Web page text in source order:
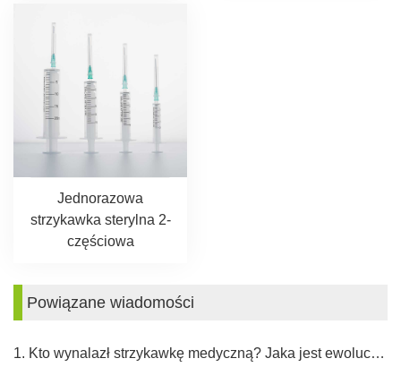
Jednorazowa
strzykawka sterylna 2-
częściowa
Powiązane wiadomości
1. Kto wynalazł strzykawkę medyczną? Jaka jest ewolucja strzykawki?